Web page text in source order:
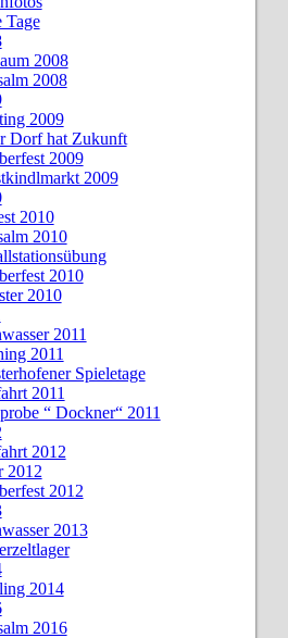
Tage
2008
2008
2009
Dorf hat Zukunft
2009
2009
2010
2010
2010
2010
2011
2011
Spieletage
2011
“ Dockner“ 2011
2012
2012
2012
2013
2014
2016